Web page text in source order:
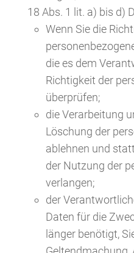
18 Abs. 1 lit. a) bis d)
Wenn Sie die
die es dem
Richtigkeit der
überprüfen;
die Verarbeitung
Löschung der
ablehnen und
der Nutzung der
verlangen;
der
Daten für die
länger benötigt,